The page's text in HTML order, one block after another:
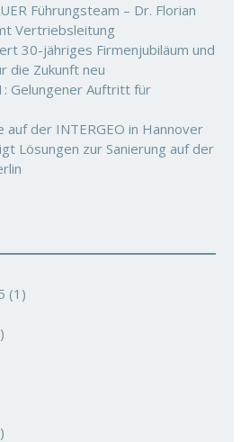
Führungsteam – Dr. Florian
Vertriebsleitung
30-jähriges Firmenjubiläum und
die Zukunft neu
Gelungener Auftritt für
auf der INTERGEO in Hannover
Lösungen zur Sanierung auf der
(1)